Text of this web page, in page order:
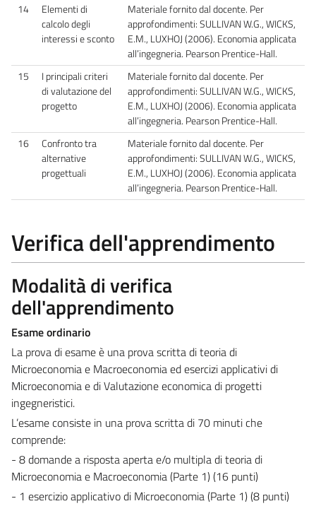
14
Elementi di
calcolo degli
interessi e sconto
Materiale fornito dal docente. Per
approfondimenti: SULLIVAN W.G., WICKS,
E.M., LUXHOJ (2006). Economia applicata
all’ingegneria. Pearson Prentice-Hall.
15
I principali criteri
di valutazione del
progetto
Materiale fornito dal docente. Per
approfondimenti: SULLIVAN W.G., WICKS,
E.M., LUXHOJ (2006). Economia applicata
all’ingegneria. Pearson Prentice-Hall.
16
Confronto tra
alternative
progettuali
Materiale fornito dal docente. Per
approfondimenti: SULLIVAN W.G., WICKS,
E.M., LUXHOJ (2006). Economia applicata
all’ingegneria. Pearson Prentice-Hall.
Verifica dell'apprendimento
Modalità di verifica
dell'apprendimento
Esame ordinario
La prova di esame è una prova scritta di teoria di
Microeconomia e Macroeconomia ed esercizi applicativi di
Microeconomia e di Valutazione economica di progetti
ingegneristici.
L’esame consiste in una prova scritta di 70 minuti che
comprende:
- 8 domande a risposta aperta e/o multipla di teoria di
Microeconomia e Macroeconomia (Parte 1) (16 punti)
- 1 esercizio applicativo di Microeconomia (Parte 1) (8 punti)